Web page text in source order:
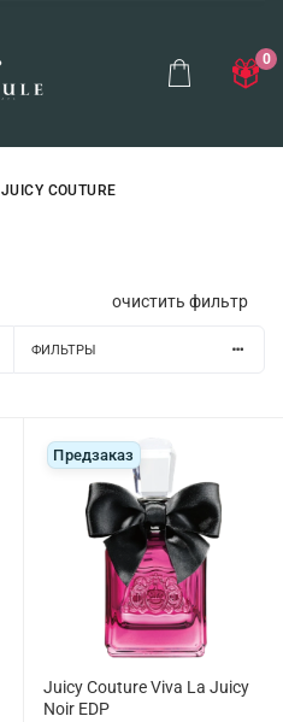
0
JUICY COUTURE
очистить фильтр
ФИЛЬТРЫ
Предзаказ
Juicy Couture Viva La Juicy
Noir EDP